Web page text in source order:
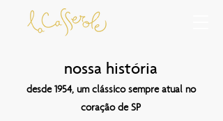
nossa história
desde 1954, um clássico sempre atual no
coração de SP